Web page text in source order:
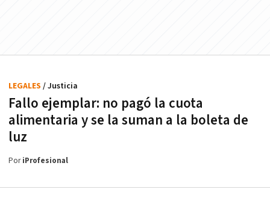
Fallo ejemplar: no pagó la cuota
alimentaria y se la suman a la boleta de
luz
LEGALES / Justicia
PoriProfesional